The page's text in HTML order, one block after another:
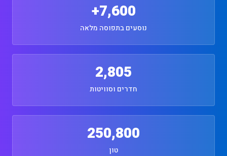
7,600+
נוסעים בתפוסה מלאה
2,805
חדרים וסוויטות
250,800
טון